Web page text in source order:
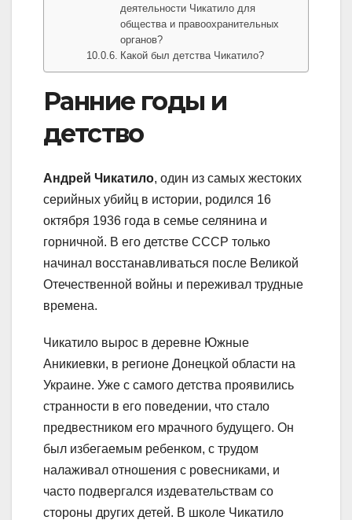
деятельности Чикатило для
общества и правоохранительных
органов?
Какой был детства Чикатило?
Ранние годы и
детство
Андрей Чикатило, один из самых жестоких
серийных убийц в истории, родился 16
октября 1936 года в семье селянина и
горничной. В его детстве СССР только
начинал восстанавливаться после Великой
Отечественной войны и переживал трудные
времена.
Чикатило вырос в деревне Южные
Аникиевки, в регионе Донецкой области на
Украине. Уже с самого детства проявились
странности в его поведении, что стало
предвестником его мрачного будущего. Он
был избегаемым ребенком, с трудом
налаживал отношения с ровесниками, и
часто подвергался издевательствам со
стороны других детей. В школе Чикатило